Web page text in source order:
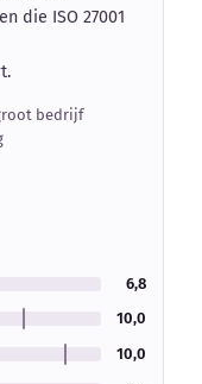
die ISO 27001
bedrijf
6,8
10,0
10,0